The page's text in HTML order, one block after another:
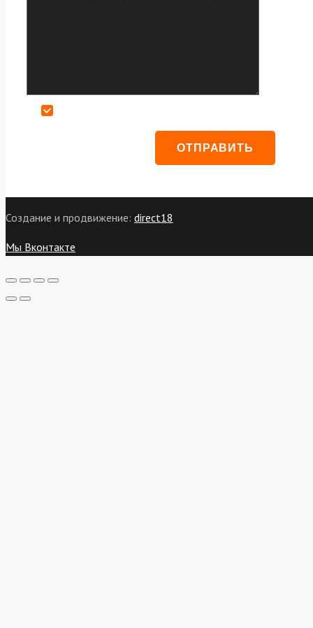
Создание и продвижение: direct18
Мы Вконтакте